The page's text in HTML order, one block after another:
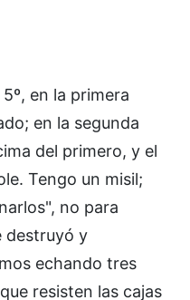
en la primera
en la segunda
del primero, y el
Tengo un misil;
no para
destruyó y
echando tres
resisten las cajas